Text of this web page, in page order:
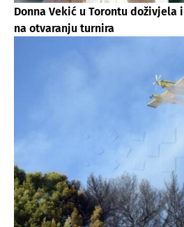
Donna Vekić u Torontu doživjela
na otvaranju turnira